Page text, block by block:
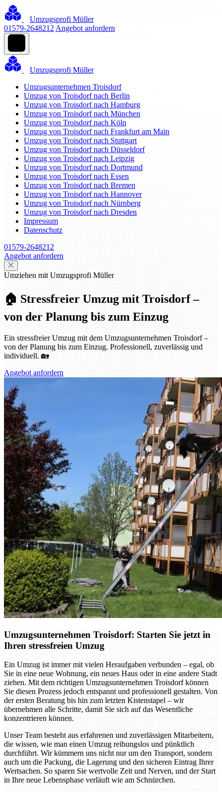
Umzugsprofi Müller
01579-2648212 Angebot anfordern
Umzugsprofi Müller
Umzugsunternehmen Troisdorf
Umzug von Troisdorf nach Berlin
Umzug von Troisdorf nach Hamburg
Umzug von Troisdorf nach München
Umzug von Troisdorf nach Köln
Umzug von Troisdorf nach Frankfurt am Main
Umzug von Troisdorf nach Stuttgart
Umzug von Troisdorf nach Düsseldorf
Umzug von Troisdorf nach Leipzig
Umzug von Troisdorf nach Dortmund
Umzug von Troisdorf nach Essen
Umzug von Troisdorf nach Bremen
Umzug von Troisdorf nach Hannover
Umzug von Troisdorf nach Nürnberg
Umzug von Troisdorf nach Dresden
Impressum
Datenschutz
01579-2648212
Angebot anfordern
Umziehen mit Umzugsprofi Müller
🏠 Stressfreier Umzug mit Troisdorf –
von der Planung bis zum Einzug
Ein stressfreier Umzug mit dem Umzugsunternehmen Troisdorf –
von der Planung bis zum Einzug. Professionell, zuverlässig und
individuell. 🏡
Angebot anfordern
Umzugsunternehmen Troisdorf: Starten Sie jetzt in
Ihren stressfreien Umzug
Ein Umzug ist immer mit vielen Heraufgaben verbunden – egal, ob
Sie in eine neue Wohnung, ein neues Haus oder in eine andere Stadt
ziehen. Mit dem richtigen Umzugsunternehmen Troisdorf können
Sie diesen Prozess jedoch entspannt und professionell gestalten. Von
der ersten Beratung bis hin zum letzten Kistenstapel – wir
übernehmen alle Schritte, damit Sie sich auf das Wesentliche
konzentrieren können.
Unser Team besteht aus erfahrenen und zuverlässigen Mitarbeitern,
die wissen, wie man einen Umzug reibungslos und pünktlich
durchführt. Wir kümmern uns nicht nur um den Transport, sondern
auch um die Packung, die Lagerung und den sicheren Eintrag Ihrer
Wertsachen. So sparen Sie wertvolle Zeit und Nerven, und der Start
in Ihre neue Lebensphase verläuft wie am Schnürchen.